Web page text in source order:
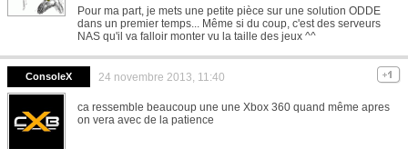
Pour ma part, je mets une petite pièce sur une solution ODDE
dans un premier temps... Même si du coup, c'est des serveurs
NAS qu'il va falloir monter vu la taille des jeux ^^
ConsoleX 24 novembre 2013, 11:40
ca ressemble beaucoup une une Xbox 360 quand même apres
on vera avec de la patience